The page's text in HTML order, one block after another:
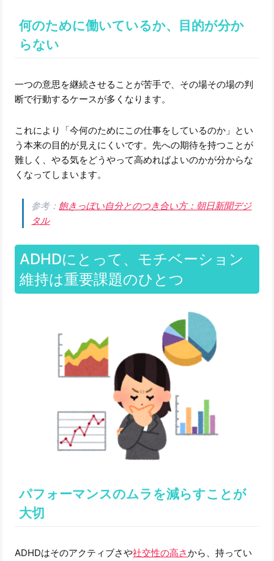
何のために働いているか、目的が分か
らない
一つの意思を継続させることが苦手で、その場その場の判
断で行動するケースが多くなります。
これにより「今何のためにこの仕事をしているのか」とい
う本来の目的が見えにくいです。先への期待を持つことが
難しく、やる気をどうやって高めればよいのかが分からな
くなってしまいます。
参考： 飽きっぽい自分とのつき合い方：朝日新聞デジ
タル
ADHDにとって、モチベーション
維持は重要課題のひとつ
パフォーマンスのムラを減らすことが
大切
ADHDはそのアクティブさや社交性の高さから、持ってい